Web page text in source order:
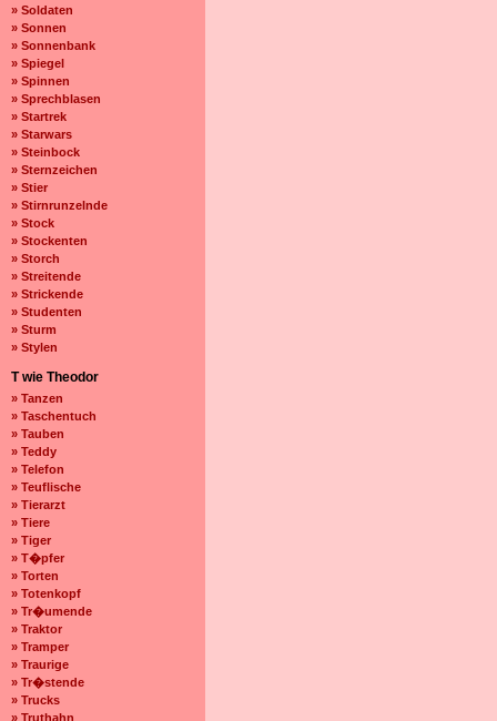
» Soldaten
» Sonnen
» Sonnenbank
» Spiegel
» Spinnen
» Sprechblasen
» Startrek
» Starwars
» Steinbock
» Sternzeichen
» Stier
» Stirnrunzelnde
» Stock
» Stockenten
» Storch
» Streitende
» Strickende
» Studenten
» Sturm
» Stylen
T wie Theodor
» Tanzen
» Taschentuch
» Tauben
» Teddy
» Telefon
» Teuflische
» Tierarzt
» Tiere
» Tiger
» T�pfer
» Torten
» Totenkopf
» Tr�umende
» Traktor
» Tramper
» Traurige
» Tr�stende
» Trucks
» Truthahn